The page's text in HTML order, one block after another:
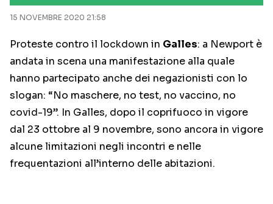
15 NOVEMBRE 2020 21:58
Proteste contro il lockdown in Galles: a Newport è
andata in scena una manifestazione alla quale
hanno partecipato anche dei negazionisti con lo
slogan: “No maschere, no test, no vaccino, no
covid-19”. In Galles, dopo il coprifuoco in vigore
dal 23 ottobre al 9 novembre, sono ancora in vigore
alcune limitazioni negli incontri e nelle
frequentazioni all’interno delle abitazioni.